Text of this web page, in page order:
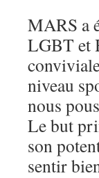
MARS a
LGBT et
niveau
nous
Le but
son
sentir